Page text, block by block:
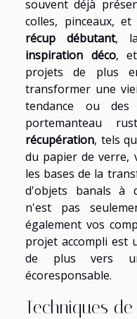
souvent déjà
colles, pinceaux,
récup débutant,
inspiration déco,
projets de plus
transformer une
tendance ou
portemanteau
récupération, tels
du papier de verre,
les bases de la
d'objets banals à
n'est pas
également vos
projet accompli est
de plus vers
écoresponsable.
Techniques